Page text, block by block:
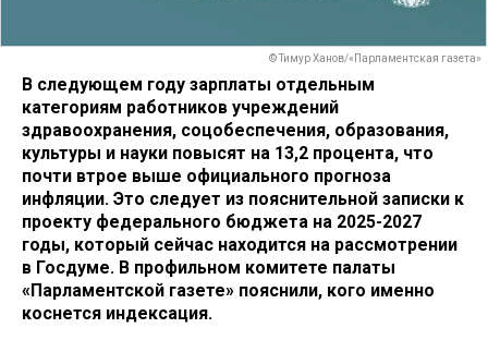
© Тимур Ханов/«Парламентская газета»
В следующем году зарплаты отдельным
категориям работников учреждений
здравоохранения, соцобеспечения, образования,
культуры и науки повысят на 13,2 процента, что
почти втрое выше официального прогноза
инфляции. Это следует из пояснительной записки к
проекту федерального бюджета на 2025-2027
годы, который сейчас находится на рассмотрении
в Госдуме. В профильном комитете палаты
«Парламентской газете» пояснили, кого именно
коснется индексация.